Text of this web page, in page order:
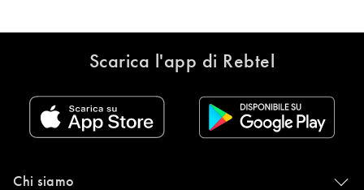
Scarica l'app di Rebtel
Chi siamo